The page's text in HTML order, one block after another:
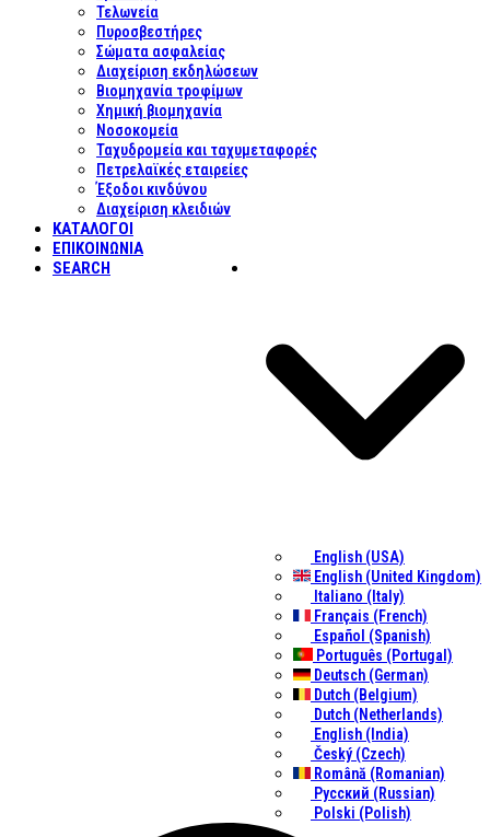
Τελωνεία
Πυροσβεστήρες
Σώματα ασφαλείας
Διαχείριση εκδηλώσεων
Βιομηχανία τροφίμων
Χημική βιομηχανία
Νοσοκομεία
Ταχυδρομεία και ταχυμεταφορές
Πετρελαϊκές εταιρείες
Έξοδοι κινδύνου
Διαχείριση κλειδιών
ΚΑΤΑΛΟΓΟΙ
ΕΠΙΚΟΙΝΩΝΊΑ
English (USA)
English (United Kingdom)
Italiano (Italy)
Français (French)
Español (Spanish)
Português (Portugal)
Deutsch (German)
Dutch (Belgium)
Dutch (Netherlands)
English (India)
Český (Czech)
Română (Romanian)
Русский (Russian)
Polski (Polish)
SEARCH